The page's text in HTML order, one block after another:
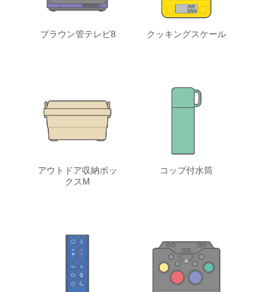
ブラウン管テレビ8 クッキングスケール
アウトドア収納ボッ
クスM
コップ付水筒